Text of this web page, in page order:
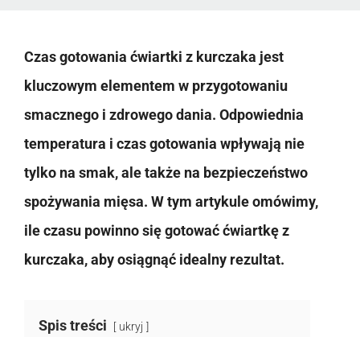
Czas gotowania ćwiartki z kurczaka jest
kluczowym elementem w przygotowaniu
smacznego i zdrowego dania. Odpowiednia
temperatura i czas gotowania wpływają nie
tylko na smak, ale także na bezpieczeństwo
spożywania mięsa. W tym artykule omówimy,
ile czasu powinno się gotować ćwiartkę z
kurczaka, aby osiągnąć idealny rezultat.
Spis treści ukryj